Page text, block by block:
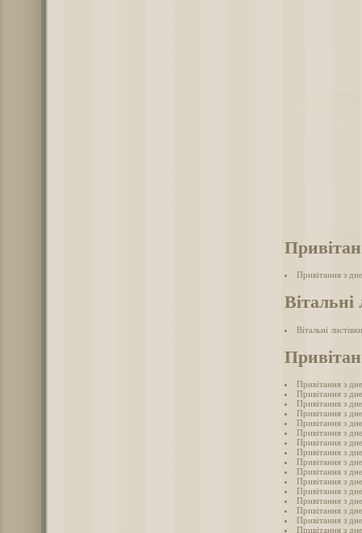
Привітання з
Вітальні
Вітальні
Привітання з
Привітання з
Привітання з
Привітання з
Привітання з
Привітання з
Привітання з
Привітання з
Привітання з
Привітання з
Привітання з
Привітання з
Привітання з
Привітання з
Привітання з
Привітання з